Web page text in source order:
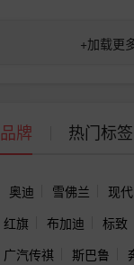
+加载更
牌 热门标签
奥迪 雪佛兰
现代
红旗 布加迪
标致
广汽传祺 斯巴鲁